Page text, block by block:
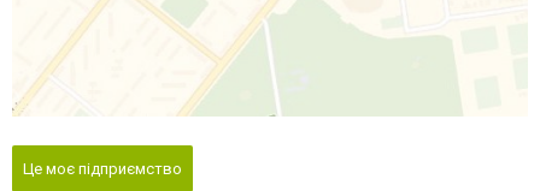
Це моє підприємство